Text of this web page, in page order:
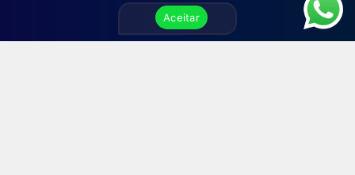
2023
Aceitar